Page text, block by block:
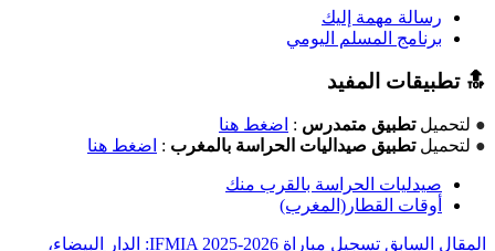
رسالة مهمة إليك
برنامج المسلم اليومي
🔝 تطبيقات المفيد
● لتحميلتطبيق متمدرس : اضغط هنا
● لتحميلتطبيق صيداليات الحراسة بالمغرب : اضغط هنا
صيدليات الحراسة بالقرب منك
أوقات القطار(المغرب)
المقال السابق
تسجيل مباراة IFMIA 2025-2026: الدار البيضاء،